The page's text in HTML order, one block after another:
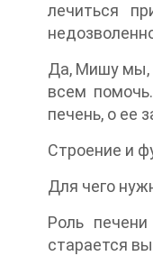
лечиться
Да, Мишу мы,
всем
печень, о ее
Строение и
Для чего
Роль
старается